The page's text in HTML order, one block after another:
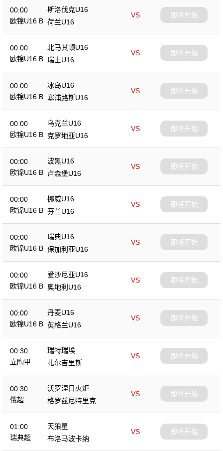
00:00
欧锦U16 B
斯洛伐克U16
VS
荷兰U16
即将开始
00:00
欧锦U16 B
北马其顿U16
VS
瑞士U16
即将开始
00:00
欧锦U16 B
冰岛U16
VS
塞浦路斯U16
即将开始
00:00
欧锦U16 B
乌克兰U16
VS
克罗地亚U16
即将开始
00:00
欧锦U16 B
波黑U16
VS
卢森堡U16
即将开始
00:00
欧锦U16 B
挪威U16
VS
芬兰U16
即将开始
00:00
欧锦U16 B
瑞典U16
VS
保加利亚U16
即将开始
00:00
欧锦U16 B
爱沙尼亚U16
VS
奥地利U16
即将开始
00:00
欧锦U16 B
丹麦U16
VS
英格兰U16
即将开始
00:30
立陶甲
瑞特瑞埃
VS
扎尔吉里斯
即将开始
00:30
俄超
沃罗涅日火炬
VS
格罗兹尼特里克
即将开始
01:00
瑞典超
天狼星
VS
布洛马波卡纳
即将开始